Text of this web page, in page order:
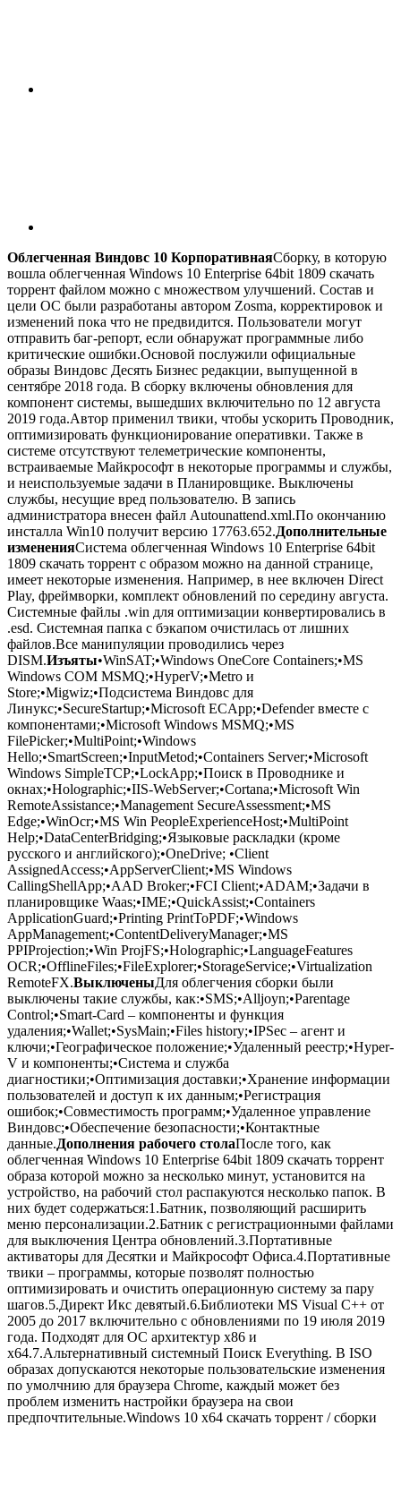
Облегченная Виндовс 10 КорпоративнаяСборку, в которую
вошла облегченная Windows 10 Enterprise 64bit 1809 скачать
торрент файлом можно с множеством улучшений. Состав и
цели ОС были разработаны автором Zosma, корректировок и
изменений пока что не предвидится. Пользователи могут
отправить баг-репорт, если обнаружат программные либо
критические ошибки.Основой послужили официальные
образы Виндовс Десять Бизнес редакции, выпущенной в
сентябре 2018 года. В сборку включены обновления для
компонент системы, вышедших включительно по 12 августа
2019 года.Автор применил твики, чтобы ускорить Проводник,
оптимизировать функционирование оперативки. Также в
системе отсутствуют телеметрические компоненты,
встраиваемые Майкрософт в некоторые программы и службы,
и неиспользуемые задачи в Планировщике. Выключены
службы, несущие вред пользователю. В запись
администратора внесен файл Autounattend.xml.По окончанию
инсталла Win10 получит версию 17763.652.Дополнительные
измененияСистема облегченная Windows 10 Enterprise 64bit
1809 скачать торрент с образом можно на данной странице,
имеет некоторые изменения. Например, в нее включен Direct
Play, фреймворки, комплект обновлений по середину августа.
Системные файлы .win для оптимизации конвертировались в
.esd. Системная папка с бэкапом очистилась от лишних
файлов.Все манипуляции проводились через
DISM.Изъяты•WinSAT;•Windows OneCore Containers;•MS
Windows COM MSMQ;•HyperV;•Metro и
Store;•Migwiz;•Подсистема Виндовс для
Линукс;•SecureStartup;•Microsoft ECApp;•Defender вместе с
компонентами;•Microsoft Windows MSMQ;•MS
FilePicker;•MultiPoint;•Windows
Hello;•SmartScreen;•InputMetod;•Containers Server;•Microsoft
Windows SimpleTCP;•LockApp;•Поиск в Проводнике и
окнах;•Holographic;•IIS-WebServer;•Cortana;•Microsoft Win
RemoteAssistance;•Management SecureAssessment;•MS
Edge;•WinOcr;•MS Win PeopleExperienceHost;•MultiPoint
Help;•DataCenterBridging;•Языковые раскладки (кроме
русского и английского);•OneDrive; •Client
AssignedAccess;•AppServerClient;•MS Windows
CallingShellApp;•AAD Broker;•FCI Client;•ADAM;•Задачи в
планировщике Waas;•IME;•QuickAssist;•Containers
ApplicationGuard;•Printing PrintToPDF;•Windows
AppManagement;•ContentDeliveryManager;•MS
PPIProjection;•Win ProjFS;•Holographic;•LanguageFeatures
OCR;•OfflineFiles;•FileExplorer;•StorageService;•Virtualization
RemoteFX.ВыключеныДля облегчения сборки были
выключены такие службы, как:•SMS;•Alljoyn;•Parentage
Control;•Smart-Card – компоненты и функция
удаления;•Wallet;•SysMain;•Files history;•IPSec – агент и
ключи;•Географическое положение;•Удаленный реестр;•Hyper-
V и компоненты;•Система и служба
диагностики;•Оптимизация доставки;•Хранение информации
пользователей и доступ к их данным;•Регистрация
ошибок;•Совместимость программ;•Удаленное управление
Виндовс;•Обеспечение безопасности;•Контактные
данные.Дополнения рабочего столаПосле того, как
облегченная Windows 10 Enterprise 64bit 1809 скачать торрент
образа которой можно за несколько минут, установится на
устройство, на рабочий стол распакуются несколько папок. В
них будет содержаться:1.Батник, позволяющий расширить
меню персонализации.2.Батник с регистрационными файлами
для выключения Центра обновлений.3.Портативные
активаторы для Десятки и Майкрософт Офиса.4.Портативные
твики – программы, которые позволят полностью
оптимизировать и очистить операционную систему за пару
шагов.5.Директ Икс девятый.6.Библиотеки MS Visual C++ от
2005 до 2017 включительно с обновлениями по 19 июля 2019
года. Подходят для ОС архитектур х86 и
х64.7.Альтернативный системный Поиск Everything. В ISO
образах допускаются некоторые пользовательские изменения
по умолчнию для браузера Chrome, каждый может без
проблем изменить настройки браузера на свои
предпочтительные.Windows 10 x64 скачать торрент / сборки